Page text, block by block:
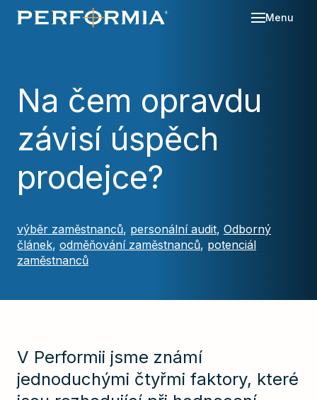
Menu
Na čem opravdu
závisí úspěch
prodejce?
výběr zaměstnanců, personální audit, Odborný
článek, odměňování zaměstnanců, potenciál
zaměstnanců
V Performii jsme známí
jednoduchými čtyřmi faktory, které